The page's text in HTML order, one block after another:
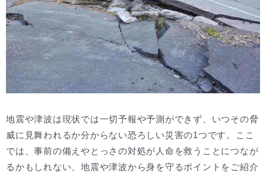
地震や津波は現状では一切予報や予測ができず、いつその脅
威に見舞われるか分からない恐ろしい災害の1つです。ここ
では、事前の備えやとっさの対処が人命を救うことにつなが
るかもしれない、地震や津波から身を守るポイントをご紹介